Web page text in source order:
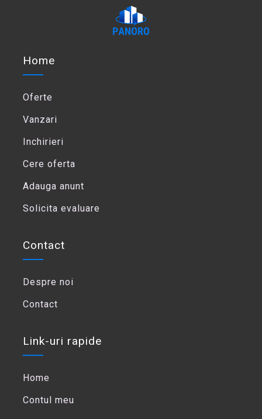
Home
Oferte
Vanzari
Inchirieri
Cere oferta
Adauga anunt
Solicita evaluare
Contact
Despre noi
Contact
Link-uri rapide
Home
Contul meu